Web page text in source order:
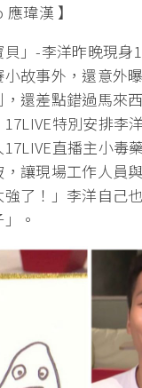
瑋漢 】
」-李洋昨晚現身
故事外，還意外
還差點錯過馬來
特別安排李
直播主小毒
讓現場工作人員
強了！」李洋自己
。